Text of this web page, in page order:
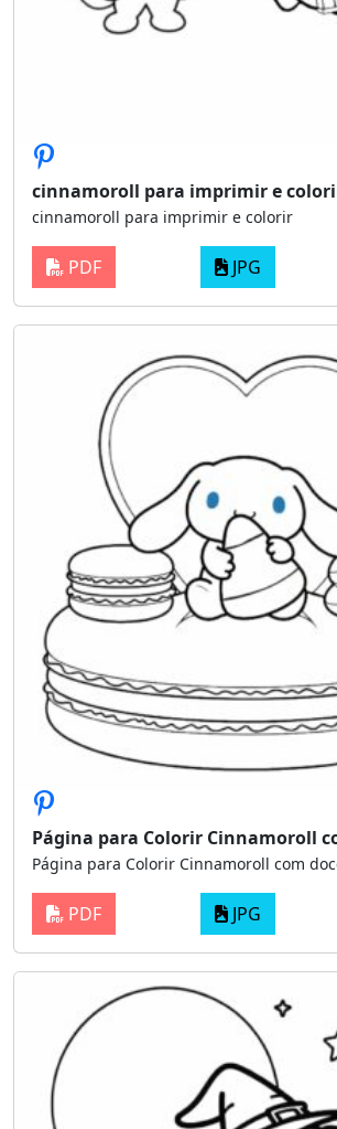
cinnamoroll para imprimir e
cinnamoroll para imprimir e colorir
PDF JPG
Página para Colorir Cinnamoroll
Página para Colorir Cinnamoroll com
PDF JPG